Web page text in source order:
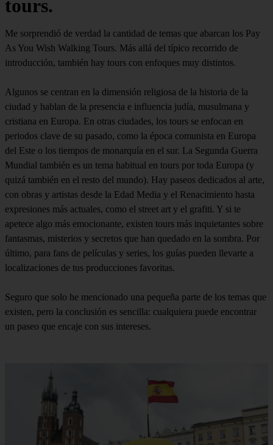
tours.
Me sorprendió de verdad la cantidad de temas que abarcan los Pay
As You Wish Walking Tours. Más allá del típico recorrido de
introducción, también hay tours con enfoques muy distintos.
Algunos se centran en la dimensión religiosa de la historia de la
ciudad y hablan de la presencia e influencia judía, musulmana y
cristiana en Europa. En otras ciudades, los tours se enfocan en
periodos clave de su pasado, como la época comunista en Europa
del Este o los tiempos de monarquía en el sur. La Segunda Guerra
Mundial también es un tema habitual en tours por toda Europa (y
quizá también en el resto del mundo). Hay paseos dedicados al arte,
con obras y artistas desde la Edad Media y el Renacimiento hasta
expresiones más actuales, como el street art y el grafiti. Y si te
apetece algo más emocionante, existen tours más inquietantes sobre
fantasmas, misterios y secretos que han quedado en la sombra. Por
último, para fans de películas y series, los guías pueden llevarte a
localizaciones de tus producciones favoritas.
Seguro que solo he mencionado una pequeña parte de los temas que
existen, pero la conclusión es sencilla: cualquiera puede encontrar
un paseo que encaje con sus intereses.